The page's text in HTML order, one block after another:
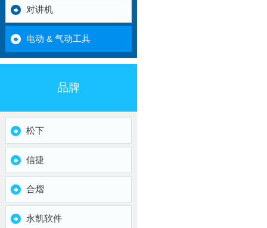
对讲机
电动 & 气动工具
品牌
松下
信捷
合熠
永凯软件